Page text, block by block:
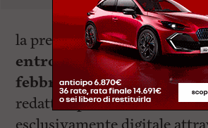
la presentazione delle
entro le ore 12:00 di
febbraio 2025. La
redatta e presentata in forma